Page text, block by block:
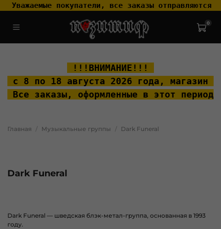
Уважаемые покупатели, все заказы отправляются
0
!!!ВНИМАНИЕ!!!
с 8 по 18 августа 2026 года, магазин
Все заказы, оформленные в этот
Главная Музыкальные группы Dark Funeral
Dark Funeral
Dark Funeral — шведская блэк-метал-группа, основанная в 1993
году.